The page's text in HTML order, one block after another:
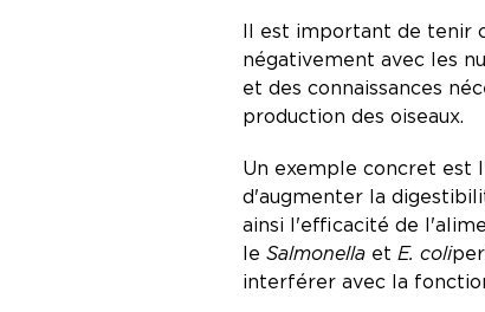
Il est important de tenir
négativement avec les
et des connaissances
production des oiseaux.
Un exemple concret est
d'augmenter la
ainsi l'efficacité de
le Salmonella et E. coli
interférer avec la